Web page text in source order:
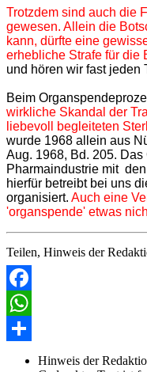
Trotzdem sind auch die
gewesen. Allein die
kann, dürfte eine
erhebliche Strafe für die
und hören wir fast jeden
Beim
wirkliche Skandal der
liebevoll begleiteten
wurde 1968 allein aus
Aug. 1968, Bd. 205.
Pharmaindustrie mit
hierfür betreibt bei uns
organisiert. Auch eine
'organspende' etwas
Teilen, Hinweis der
Facebook
WhatsApp
Hinweis der